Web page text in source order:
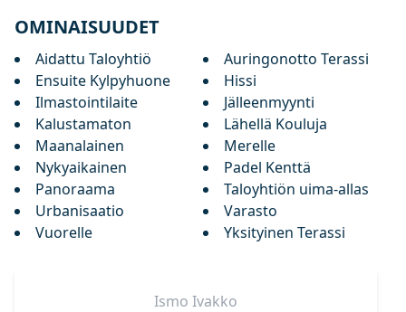
OMINAISUUDET
Aidattu Taloyhtiö
Auringonotto Terassi
Ensuite Kylpyhuone
Hissi
Ilmastointilaite
Jälleenmyynti
Kalustamaton
Lähellä Kouluja
Maanalainen
Merelle
Nykyaikainen
Padel Kenttä
Panoraama
Taloyhtiön uima-allas
Urbanisaatio
Varasto
Vuorelle
Yksityinen Terassi
Ismo Ivakko